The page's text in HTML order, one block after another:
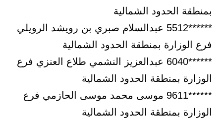
بمنطقة الحدود الشمالية
******5512 عبدالسلام صبري بن رويشد الرويلي
فرع الوزارة بمنطقة الحدود الشمالية
******6040 عبدالعزيز النشمي طلاع العنزي فرع
الوزارة بمنطقة الحدود الشمالية
******9611 موسى محمد موسى الحازمي فرع
الوزارة بمنطقة الحدود الشمالية